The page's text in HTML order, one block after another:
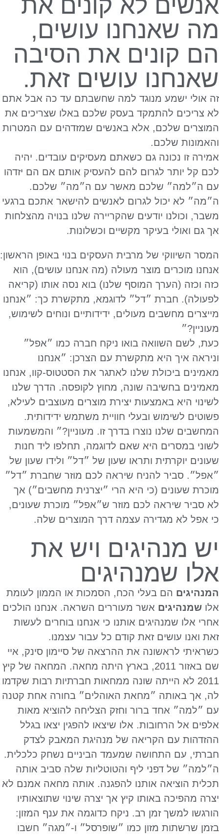
מה שאנחנו עושים,
הם קונים את הסיבה
שאנחנו עושים זאת.
זה אולי ישמע מנוגד למה שחשבתם עד כה אבל אתם
לא צריכים להתמקד בעסק שלכם באלו שצריכים את
המוצרים שלכם, אלא באנשים שמזדהים עם המטרות
והאמונות שלכם.
אמירה זו נכונה גם כשאתם מעסיקים עובדים. יהיה
לכם קל יותר לגרום להם להעסיק אותם אם הם יזדהו
עם ה״למה״ שלכם מאשר עם ה״מה״ שלכם.
ה״מה״ לא יכול לגרום לאנשים להישאר אתכם ברגעי
משבר, וכולנו יודעים שהקריירה שלנו בנויה מהצלחות
אך גם ואולי בעיקר מקשיים וכשלונות.
המסר השיווקי של מרבית העסקים בנוי באופן הראשון:
אנחנו מוכרים מוצר מעולה (מה אנחנו עושים), הוא
כזה וכזה (הערך המוסף שלנו) בוא נסה אותו (קריאה
לפעולה). חברת ״דל״ לדוגמא, מתקשרת כך: ״אנחנו
מייצרים מחשבים מעולים, ידידותיים ונוחים לשימוש,
מעוניין?״
כעת, לשם השוואה בואו ניקח חברה כמו ״אפל״
וניראה איך היא מתקשרת עם הצרכן: ״אנחנו
מאמינים ביכולת שלנו לאתגר את הסטטוס-קוו, אנחנו
מאמינים בחשיבה שונה, מחוץ לקופסה. הדרך שלנו
לשינוי היא באמצעות יצירת מוצרים מעוצבים לעילא,
פשוטים לשימוש ובעלי חוויית משתמש ידידותית.
המחשבים שלנו נוצרו בדרך זו. מעוניין?״ והמשמעות
לשוני במסרים היא שאם לדוגמה, תחלפו ליד חנות
שעונים יוקרתית ותראו שעון של ״דל״ ולידו שעון של
״אפל״. סביר להניח שיראה לכם מוזר שחברת ״דל״
מוכרת שעונים (כי היא הרי ״יצרנית מחשבים״) אך
לא סביר שיראה לכם מוזר ש״אפל״ מוכרת שעונים,
כי אפל לא מגדירה עצמה דרך המוצרים שלה.
יש מנהיגים ויש את
אלו שמנהיגים
המנהיגים הם בעלי הכח, הסמכות או הממון לעומת
אלו שמנהיגים אשר מעוררים השראה. אנחנו הולכים
אחרי אלו שמנהיגים אותנו כי אנחנו בוחרים לעשות
זאת ואנו עושים זאת קודם כל עבור עצמנו.
כשראיתי לראשונה את ההרצאה של סיימון סינק, איי
שם באזור 2011, בארץ היתה מחאה. המחאה של קיץ
2011 לא הייתה שונה ממחאות חברתיות רבות שקדמו
לה, אך באותה ״מחאת האוהלים״ בחורה אחת קטנה
עם ״למה״ אחד ברור וחזק הצליחה להוציא מאות
אלפים אל הרחובות. אלו שיצאו להפגין יצאו בגלל
ההזדהות עם הקריאה של מנהיגת המאבק לצדק
חברתי, עם התחושה שמעמד הביניים נשחק כלכלית.
ה״למה״ של דפני ליף והטוטליות שלה סביב אותה
תכלית הוציאה אותנו להפגנה. אותה מחאה אמנם לא
יצרה מהפיכה באותו קיץ אך יצרה שינוי שתוצאותיו
הורגשו למשך זמן רב. ניקח כדוגמה את ענף המזון:
בזמן שרשתות מזון כמו ״שופרסל״ ו-״מגה״ חשבו